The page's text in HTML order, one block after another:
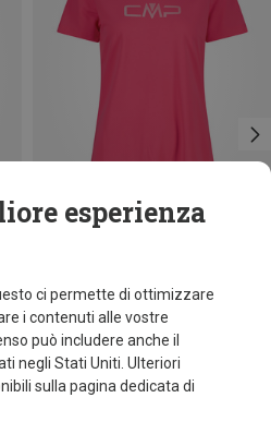
esperienza
ci permette di ottimizzare
i contenuti alle vostre
può includere anche il
negli Stati Uniti. Ulteriori
sulla pagina dedicata di